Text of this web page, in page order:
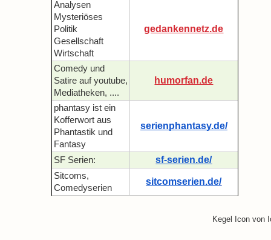
Analysen
Mysteriöses
Politik
Gesellschaft
Wirtschaft
gedankennetz.de
Comedy und
Satire auf youtube,
Mediatheken, ....
humorfan.de
phantasy ist ein
Kofferwort aus
Phantastik und
Fantasy
serienphantasy.de/
SF Serien: sf-serien.de/
Sitcoms,
Comedyserien
sitcomserien.de/
Kegel Icon von